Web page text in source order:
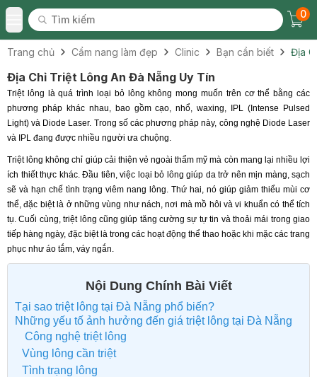
Toggle Menu
Tìm kiếm
Tìm kiếm
0
Trang chủ Cẩm nang làm đẹp Clinic Bạn cần biết Địa
Địa Chỉ Triệt Lông An Đà Nẵng Uy Tín
Triệt lông là quá trình loại bỏ lông không mong muốn trên cơ thể bằng các
phương pháp khác nhau, bao gồm cạo, nhổ, waxing, IPL (Intense Pulsed
Light) và Diode Laser. Trong số các phương pháp này, công nghệ Diode Laser
và IPL đang được nhiều người ưa chuộng.
Triệt lông không chỉ giúp cải thiện vẻ ngoài thẩm mỹ mà còn mang lại nhiều lợi
ích thiết thực khác. Đầu tiên, việc loại bỏ lông giúp da trở nên mịn màng, sạch
sẽ và hạn chế tình trạng viêm nang lông. Thứ hai, nó giúp giảm thiểu mùi cơ
thể, đặc biệt là ở những vùng như nách, nơi mà mồ hôi và vi khuẩn có thể tích
tụ. Cuối cùng, triệt lông cũng giúp tăng cường sự tự tin và thoải mái trong giao
tiếp hàng ngày, đặc biệt là trong các hoạt động thể thao hoặc khi mặc các trang
phục như áo tắm, váy ngắn.
Nội Dung Chính Bài Viết
Tại sao triệt lông tại Đà Nẵng phổ biến?
Những yếu tố ảnh hưởng đến giá triệt lông tại Đà Nẵng
Công nghệ triệt lông
Vùng lông cần triệt
Tình trạng lông